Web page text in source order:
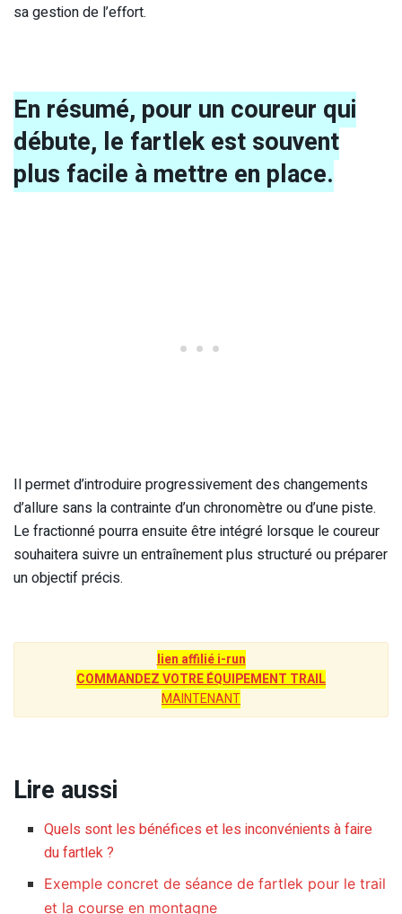
sa gestion de l’effort.
En résumé, pour un coureur qui
débute, le fartlek est souvent
plus facile à mettre en place.
Il permet d’introduire progressivement des changements
d’allure sans la contrainte d’un chronomètre ou d’une piste.
Le fractionné pourra ensuite être intégré lorsque le coureur
souhaitera suivre un entraînement plus structuré ou préparer
un objectif précis.
lien affilié i-run
COMMANDEZ VOTRE ÉQUIPEMENT TRAIL
MAINTENANT
Lire aussi
Quels sont les bénéfices et les inconvénients à faire
du fartlek ?
Exemple concret de séance de fartlek pour le trail
et la course en montagne